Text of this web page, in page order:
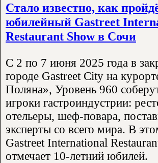
Стало известно, как
юбилейный Gastreet
Restaurant Show в Сочи
С 2 по 7 июня 2025 года в
городе Gastreet City на
Поляна», Уровень 960
игроки гастроиндустрии:
отельеры, шеф-повара,
эксперты со всего мира. В
Gastreet International
отмечает 10-летний юбилей.